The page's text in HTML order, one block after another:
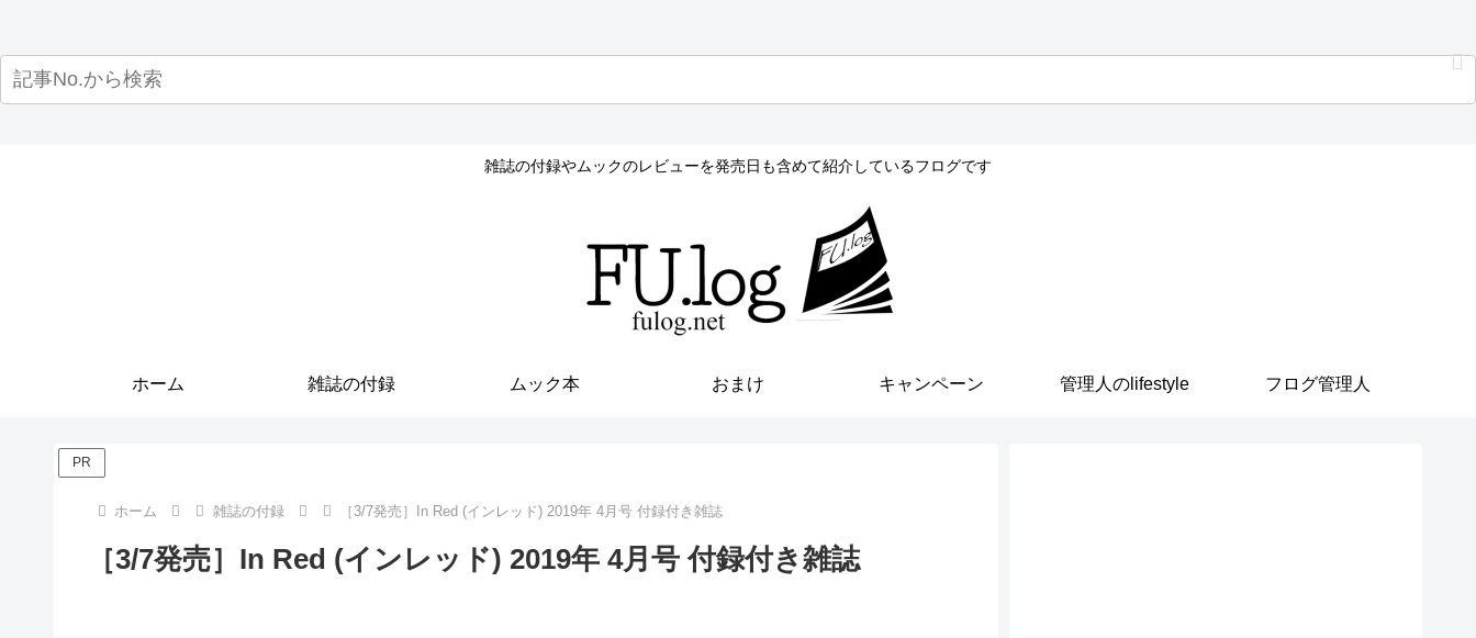
雑誌の付録やムックのレビューを発売日も含めて紹介しているフログです
ホーム 雑誌の付録 ムック本 おまけ キャンペーン 管理人のlifestyle フログ管理人
PR
ホーム 雑誌の付録 ［3/7発売］In Red (インレッド) 2019年 4月号 付録付き雑誌
［3/7発売］In Red (インレッド) 2019年 4月号 付録付き雑誌